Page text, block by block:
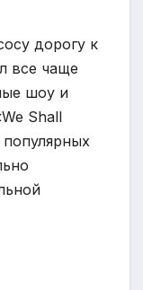
дорогу к
все чаще
шоу и
Shall